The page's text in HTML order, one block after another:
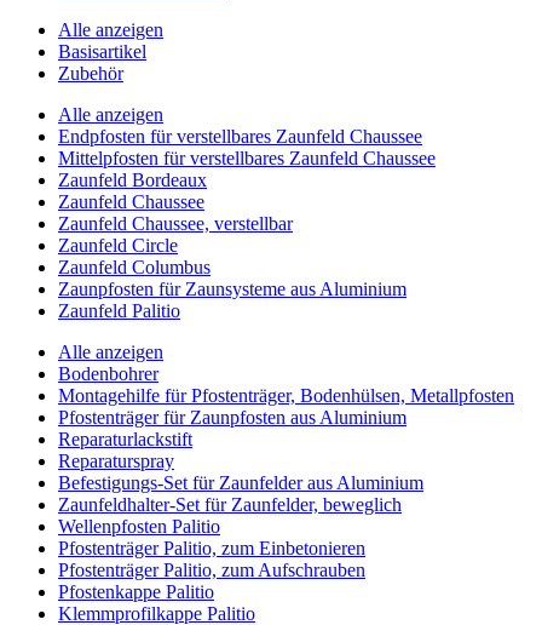
Alle anzeigen
Basisartikel
Zubehör
Alle anzeigen
Endpfosten für verstellbares Zaunfeld Chaussee
Mittelpfosten für verstellbares Zaunfeld Chaussee
Zaunfeld Bordeaux
Zaunfeld Chaussee
Zaunfeld Chaussee, verstellbar
Zaunfeld Circle
Zaunfeld Columbus
Zaunpfosten für Zaunsysteme aus Aluminium
Zaunfeld Palitio
Alle anzeigen
Bodenbohrer
Montagehilfe für Pfostenträger, Bodenhülsen, Metallpfosten
Pfostenträger für Zaunpfosten aus Aluminium
Reparaturlackstift
Reparaturspray
Befestigungs-Set für Zaunfelder aus Aluminium
Zaunfeldhalter-Set für Zaunfelder, beweglich
Wellenpfosten Palitio
Pfostenträger Palitio, zum Einbetonieren
Pfostenträger Palitio, zum Aufschrauben
Pfostenkappe Palitio
Klemmprofilkappe Palitio